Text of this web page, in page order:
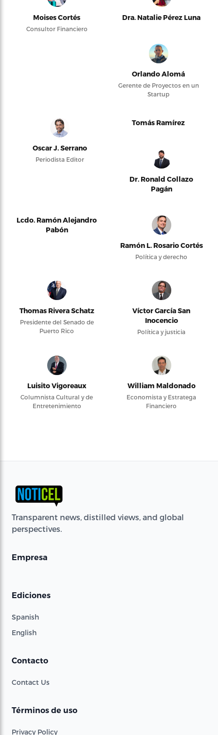
Moises Cortés
Consultor Financiero
Dra. Natalie Pérez Luna
Orlando Alomá
Gerente de Proyectos en un
Startup
Oscar J. Serrano
Periodista Editor
Tomás Ramírez
Dr. Ronald Collazo
Pagán
Lcdo. Ramón Alejandro
Pabón
Ramón L. Rosario Cortés
Política y derecho
Thomas Rivera Schatz
Presidente del Senado de
Puerto Rico
Víctor García San
Inocencio
Política y justicia
Luisito Vigoreaux
Columnista Cultural y de
Entretenimiento
William Maldonado
Economista y Estratega
Financiero
Transparent news, distilled views, and global
perspectives.
Empresa
Ediciones
Spanish
English
Contacto
Contact Us
Términos de uso
Privacy Policy